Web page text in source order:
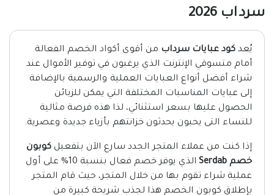
سرداب 2026
يُعد كود عبايات سرداب من أقوى أكواد الخصم الفعالة
أمام متسوقي الإنترنت الذي يرغبون في توفير الأموال عند
شراء أفضل أنواع العبايات العملية والرسمية بالإضافة
إلى عبايات المناسبات المختلفة التي يمكن للزبائن
الحصول عليها بسعر استثنائي، لذا هذه فرصة مثالية
للنساء التى يحبون يحدثون خزانتهم بأزياء جديدة وعصرية.
إذا كنت من عملاء المتجر الجدد سارع الآن بتفعيل كوبون
خصم Serdab
الذي يوفر خصم فعال بنسبة 10% على أول
عملية شراء تقوم بها من خلال المتجر، حيث قام المتجر
بإطلاق كوبون الخصم هذا لجذب شريحة كبيرة من